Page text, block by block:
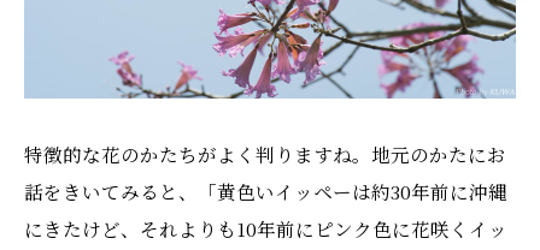
特徴的な花のかたちがよく判りますね。地元のかたにお
話をきいてみると、「黄色いイッペーは約30年前に沖縄
にきたけど、それよりも10年前にピンク色に花咲くイッ